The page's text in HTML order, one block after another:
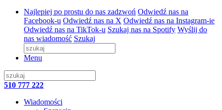
Najlepiej po prostu do nas zadzwoń Odwiedź nas na
Facebook-u Odwiedź nas na X Odwiedź nas na Instagram-ie
Odwiedź nas na TikTok-u Szukaj nas na Spotify Wyślij do
nas wiadomość Szukaj
Menu
510 777 222
Wiadomości